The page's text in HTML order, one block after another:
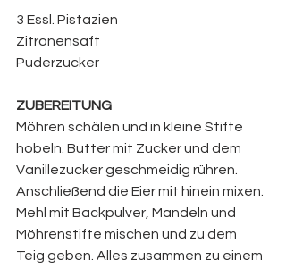
3 Essl. Pistazien
Zitronensaft
Puderzucker
ZUBEREITUNG
Möhren schälen und in kleine Stifte
hobeln. Butter mit Zucker und dem
Vanillezucker geschmeidig rühren.
Anschließend die Eier mit hinein mixen.
Mehl mit Backpulver, Mandeln und
Möhrenstifte mischen und zu dem
Teig geben. Alles zusammen zu einem